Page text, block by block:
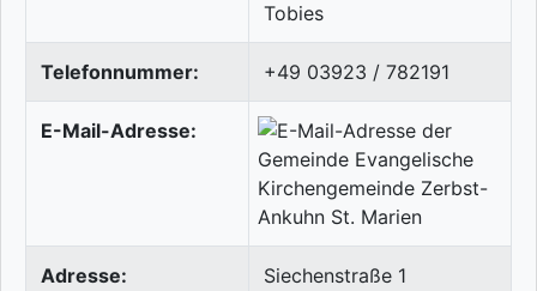
Tobies
Telefonnummer: +49 03923 / 782191
E-Mail-Adresse:
Adresse:
Siechenstraße 1